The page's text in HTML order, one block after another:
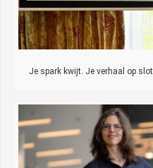
Je spark kwijt. Je verhaal op